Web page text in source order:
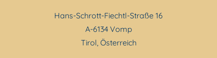
Hans-Schrott-Fiechtl-Straße 16
A-6134 Vomp
Tirol, Österreich